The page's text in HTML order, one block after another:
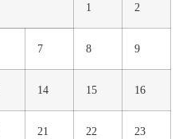
1 2
7 8 9
14 15 16
21 22 23